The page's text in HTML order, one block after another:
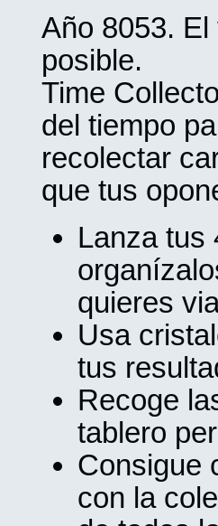
Año 8053.
posible.
Time
del tiempo
recolectar
que tus
Lanza tus
quieres
Usa
tus
Recoge
tablero
Consigue
con la